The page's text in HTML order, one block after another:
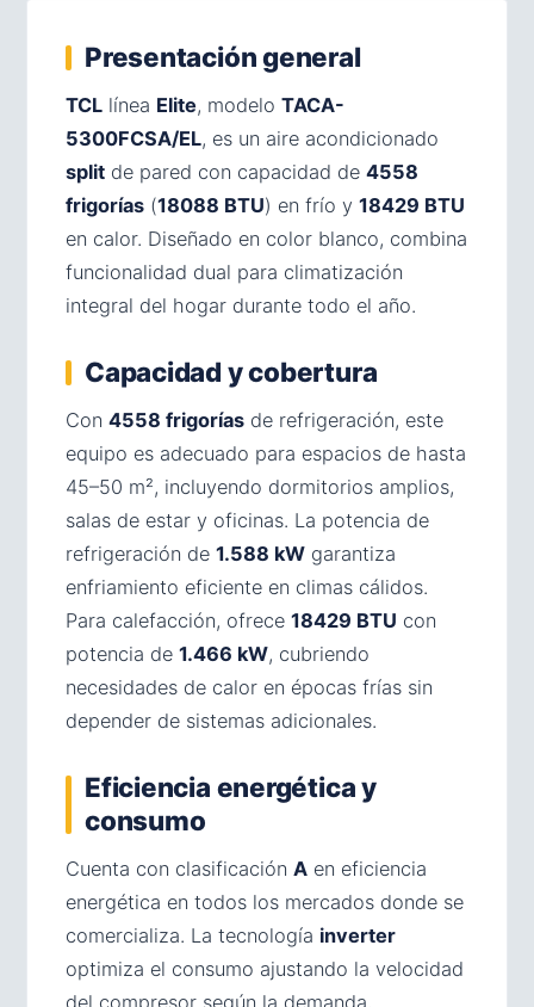
Presentación general
TCL línea Elite, modelo TACA-
5300FCSA/EL, es un aire acondicionado
split de pared con capacidad de 4558
frigorías (18088 BTU) en frío y 18429 BTU
en calor. Diseñado en color blanco, combina
funcionalidad dual para climatización
integral del hogar durante todo el año.
Capacidad y cobertura
Con 4558 frigorías de refrigeración, este
equipo es adecuado para espacios de hasta
45–50 m², incluyendo dormitorios amplios,
salas de estar y oficinas. La potencia de
refrigeración de 1.588 kW garantiza
enfriamiento eficiente en climas cálidos.
Para calefacción, ofrece 18429 BTU con
potencia de 1.466 kW, cubriendo
necesidades de calor en épocas frías sin
depender de sistemas adicionales.
Eficiencia energética y
consumo
Cuenta con clasificación A en eficiencia
energética en todos los mercados donde se
comercializa. La tecnología inverter
optimiza el consumo ajustando la velocidad